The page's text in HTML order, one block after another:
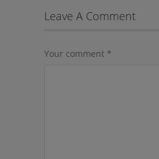
Leave A Comment
Your comment *